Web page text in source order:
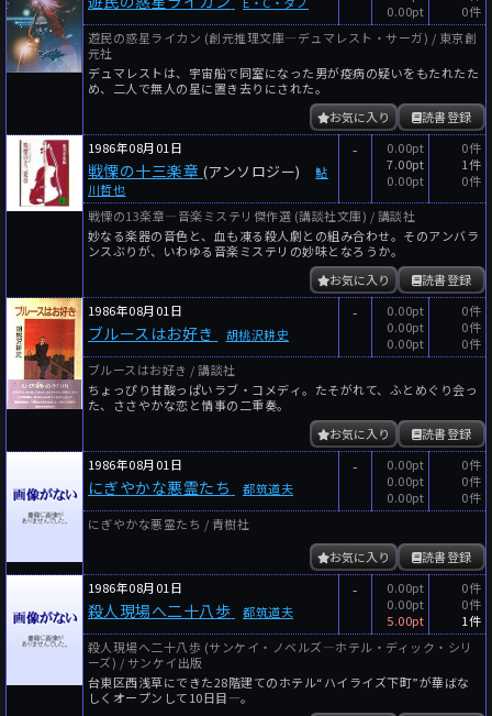
0.00pt
0件
遊民の惑星ライカン (創元推理文庫―デュマレスト・サーガ) / 東京創
元社
デュマレストは、宇宙船で同室になった男が疫病の疑いをもたれたた
め、二人で無人の星に置き去りにされた。
読書登録
お気に入り
1986年08月01日
戦慄の十三楽章 (アンソロジー)
鮎
川哲也
-
0.00pt
7.00pt
0.00pt
0件
1件
0件
戦慄の13楽章―音楽ミステリ傑作選 (講談社文庫) / 講談社
妙なる楽器の音色と、血も凍る殺人劇との組み合わせ。そのアンバラ
ンスぶりが、いわゆる音楽ミステリの妙味となろうか。
読書登録
お気に入り
1986年08月01日
ブルースはお好き 胡桃沢耕史
-
0.00pt
0.00pt
0.00pt
0件
0件
0件
ブルースはお好き / 講談社
ちょっぴり甘酸っぱいラブ・コメディ。たそがれて、ふとめぐり会っ
た、ささやかな恋と情事の二重奏。
読書登録
お気に入り
1986年08月01日
にぎやかな悪霊たち 都筑道夫
-
0.00pt
0.00pt
0.00pt
0件
0件
0件
にぎやかな悪霊たち / 青樹社
読書登録
お気に入り
1986年08月01日
殺人現場へ二十八歩 都筑道夫
-
0.00pt
0.00pt
5.00pt
0件
0件
1件
殺人現場へ二十八歩 (サンケイ・ノベルズ―ホテル・ディック・シリ
ーズ) / サンケイ出版
台東区西浅草にできた28階建てのホテル“ハイライズ下町”が華ばな
しくオープンして10日目―。